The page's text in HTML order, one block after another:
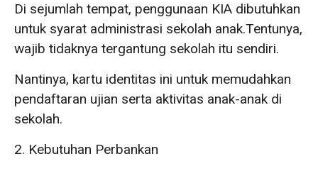
Di sejumlah tempat, penggunaan KIA dibutuhkan
untuk syarat administrasi sekolah anak.Tentunya,
wajib tidaknya tergantung sekolah itu sendiri.
Nantinya, kartu identitas ini untuk memudahkan
pendaftaran ujian serta aktivitas anak-anak di
sekolah.
2. Kebutuhan Perbankan